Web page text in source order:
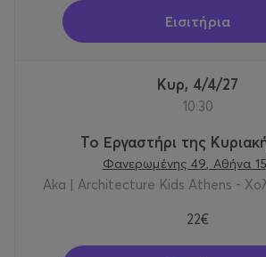
Εισιτήρια
Κυρ, 4/4/27
10:30
Το Εργαστήρι της
Φανερωμένης 49, Αθήνα
Aka | Architecture Kids Athens -
22€